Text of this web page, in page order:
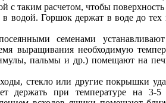
с таким расчетом, чтобы поверхность
водой. Горшок держат в воде до
семенами
выращивания необходимую
пальмы и др.) помещают на
стекло или другие покрышки
держать при температуре на 3-